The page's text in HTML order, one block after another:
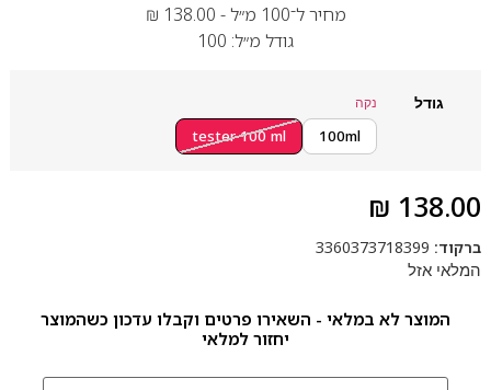
מחיר ל־100 מ״ל -
₪ 138.00
גודל מ״ל: 100
גודל נקה
100ml
tester 100 ml
₪ 138.00
ברקוד: 3360373718399
המלאי אזל
המוצר לא במלאי - השאירו פרטים וקבלו עדכון כשהמוצר
יחזור למלאי